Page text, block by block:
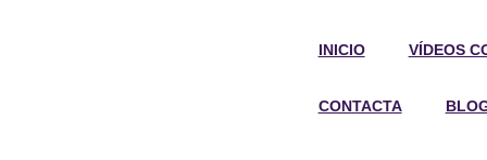
INICIO VÍDEOS
CONTACTA